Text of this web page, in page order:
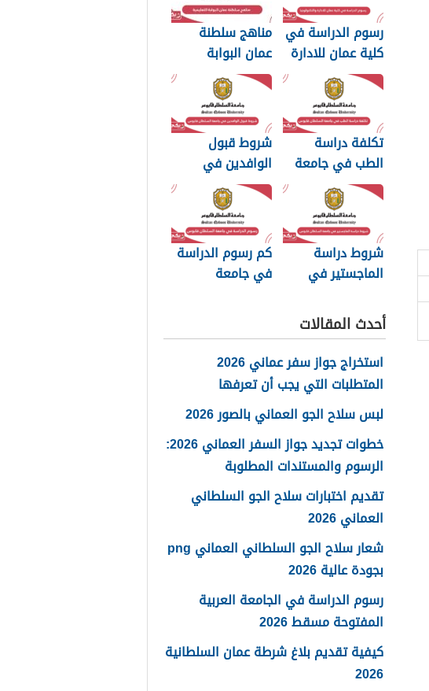
رسوم الدراسة في
كلية عمان للادارة
والتكنولوجيا 2026
مناهج سلطنة
عمان البوابة
التعليمية 2026
تكلفة دراسة
الطب في جامعة
السلطان قابوس
2026
شروط قبول
الوافدين في
جامعة السلطان
قابوس
شروط دراسة
الماجستير في
قابوس
كم رسوم الدراسة
في جامعة
أحدث المقالات
استخراج جواز سفر عماني 2026
المتطلبات التي يجب أن تعرفها
لبس سلاح الجو العماني بالصور 2026
خطوات تجديد جواز السفر العماني 2026:
الرسوم والمستندات المطلوبة
تقديم اختبارات سلاح الجو السلطاني
العماني 2026
شعار سلاح الجو السلطاني العماني png
بجودة عالية 2026
رسوم الدراسة في الجامعة العربية
المفتوحة مسقط 2026
كيفية تقديم بلاغ شرطة عمان السلطانية
2026